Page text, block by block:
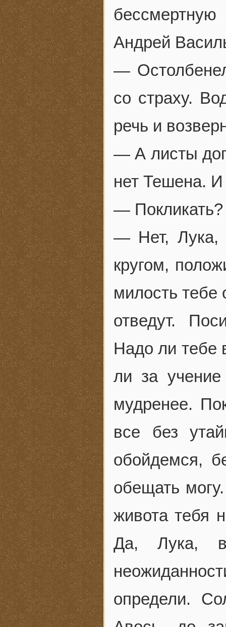
Андрей
—
со страху.
речь и
— А листы
нет Тешена. И
— Покликать?
— Нет, Лука,
кругом,
милость тебе
отведут.
Надо ли тебе
ли за учение
мудренее.
все без
обойдемся,
обещать
живота тебя
Да, Лука,
определи.